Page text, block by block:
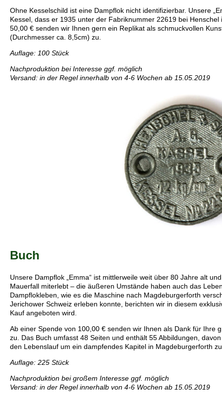
Ohne Kesselschild ist eine Dampflok nicht identifizierbar. Unsere
Kessel, dass er 1935 unter der Fabriknummer 22619 bei
50,00 € senden wir Ihnen gern ein Replikat als schmuckvollen
(Durchmesser ca. 8,5cm) zu.
Auflage: 100 Stück
Nachproduktion bei Interesse ggf. möglich
Versand: in der Regel innerhalb von 4-6 Wochen ab 15.05.2019
Buch
Unsere Dampflok „Emma“ ist mittlerweile weit über 80 Jahre alt
Mauerfall miterlebt – die äußeren Umstände haben auch das
Dampflokleben, wie es die Maschine nach Magdeburgerforth
Jerichower Schweiz erleben konnte, berichten wir in diesem
Kauf angeboten wird.
Ab einer Spende von 100,00 € senden wir Ihnen als Dank für Ihre
zu. Das Buch umfasst 48 Seiten und enthält 55 Abbildungen,
den Lebenslauf um ein dampfendes Kapitel in Magdeburgerforth
Auflage: 225 Stück
Nachproduktion bei großem Interesse ggf. möglich
Versand: in der Regel innerhalb von 4-6 Wochen ab 15.05.2019